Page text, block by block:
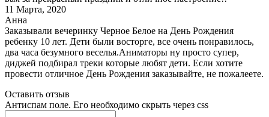
11 Марта, 2020
Анна
Заказывали вечеринку Черное Белое на День Рождения
ребенку 10 лет. Дети были восторге, все очень понравилось,
два часа безумного веселья.Аниматоры ну просто супер,
диджей подбирал треки которые любят дети. Если хотите
провести отличное День Рождения заказывайте, не пожалеете.
Оставить отзыв
Антиспам поле. Его необходимо скрыть через css